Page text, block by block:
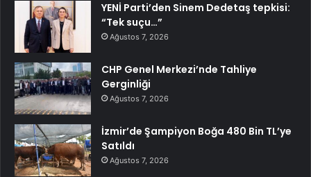
YENİ Parti’den Sinem Dedetaş tepkisi:
“Tek suçu…”
Ağustos 7, 2026
CHP Genel Merkezi’nde Tahliye
Gerginliği
Ağustos 7, 2026
İzmir’de Şampiyon Boğa 480 Bin TL’ye
Satıldı
Ağustos 7, 2026